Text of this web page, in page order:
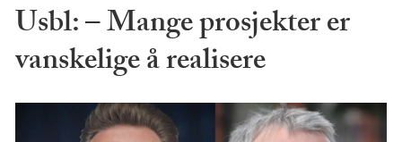
Usbl: – Mange prosjekter er
vanskelige å realisere